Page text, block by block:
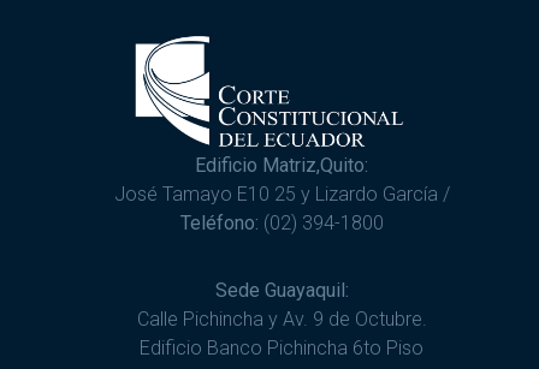
Edificio Matriz,Quito:
José Tamayo E10 25 y Lizardo García /
Teléfono: (02) 394-1800
Sede Guayaquil:
Calle Pichincha y Av. 9 de Octubre.
Edificio Banco Pichincha 6to Piso